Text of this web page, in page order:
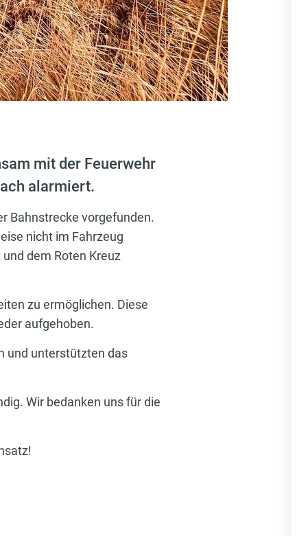
mit der Feuerwehr
alarmiert.
Bahnstrecke vorgefunden.
nicht im Fahrzeug
dem Roten Kreuz
zu ermöglichen. Diese
aufgehoben.
und unterstützten das
Wir bedanken uns für die